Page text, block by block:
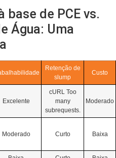
de PCE vs.
Água: Uma
Retenção de
slump
Custo
Excelente
cURL Too
many
subrequests.
Moderado
Moderado Curto Baixa